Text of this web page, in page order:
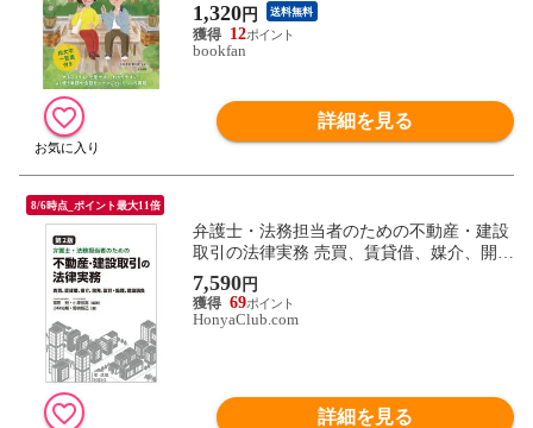
1,320円 送料無料
12
bookfan
詳細を見る
8/6時点_ポイント最大11倍
弁護士・法務担当者のための不動産・建設
取引の法律実務 売買、賃貸借、媒介、開
発、設計・監理、建設請負 第２版 /富田裕
小里佳嵩
7,590円
69
HonyaClub.com
詳細を見る